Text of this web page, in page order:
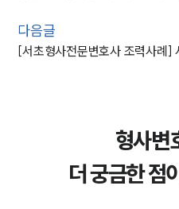
다음글
형사변
더 궁금한 점